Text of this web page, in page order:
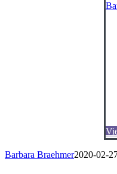
Barbara Braehmer2020-02-